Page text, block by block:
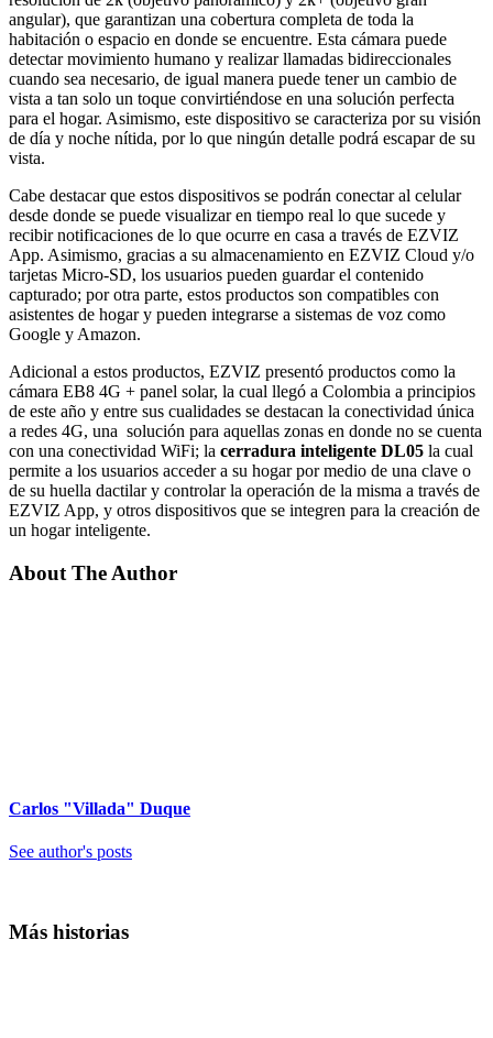
angular), que garantizan una cobertura completa de toda la
habitación o espacio en donde se encuentre. Esta cámara puede
detectar movimiento humano y realizar llamadas bidireccionales
cuando sea necesario, de igual manera puede tener un cambio de
vista a tan solo un toque convirtiéndose en una solución perfecta
para el hogar. Asimismo, este dispositivo se caracteriza por su visión
de día y noche nítida, por lo que ningún detalle podrá escapar de su
vista.
Cabe destacar que estos dispositivos se podrán conectar al celular
desde donde se puede visualizar en tiempo real lo que sucede y
recibir notificaciones de lo que ocurre en casa a través de EZVIZ
App. Asimismo, gracias a su almacenamiento en EZVIZ Cloud y/o
tarjetas Micro-SD, los usuarios pueden guardar el contenido
capturado; por otra parte, estos productos son compatibles con
asistentes de hogar y pueden integrarse a sistemas de voz como
Google y Amazon.
Adicional a estos productos, EZVIZ presentó productos como la
cámara EB8 4G + panel solar, la cual llegó a Colombia a principios
de este año y entre sus cualidades se destacan la conectividad única
a redes 4G, una solución para aquellas zonas en donde no se cuenta
con una conectividad WiFi; la cerradura inteligente DL05 la cual
permite a los usuarios acceder a su hogar por medio de una clave o
de su huella dactilar y controlar la operación de la misma a través de
EZVIZ App, y otros dispositivos que se integren para la creación de
un hogar inteligente.
About The Author
Carlos "Villada" Duque
See author's posts
Más historias